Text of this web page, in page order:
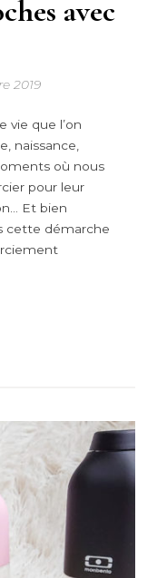
avec
2019
vie que l’on
naissance,
où nous
pour leur
Et bien
cette démarche